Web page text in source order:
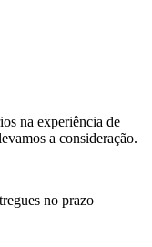
na experiência de
a consideração.
no prazo